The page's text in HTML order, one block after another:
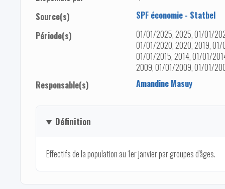
Source(s)
SPF économie - Statbel
Période(s)
01/01/2025, 2025, 01/01/
01/01/2020, 2020, 2019, 01/
01/01/2015, 2014, 01/01/
2009, 01/01/2009, 01/01/
Responsable(s)
Amandine Masuy
Définition
Effectifs de la population au 1er janvier par groupes d'âges.